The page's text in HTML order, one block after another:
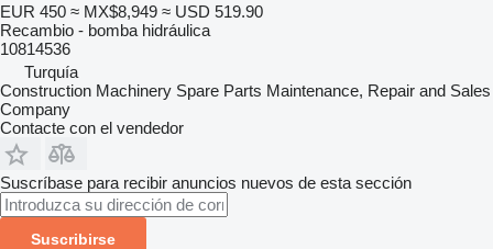
EUR 450 ≈ MX$8,949 ≈ USD 519.90
Recambio - bomba hidráulica
10814536
Turquía
Construction Machinery Spare Parts Maintenance, Repair and Sales
Company
Contacte con el vendedor
Suscríbase para recibir anuncios nuevos de esta sección
Suscribirse